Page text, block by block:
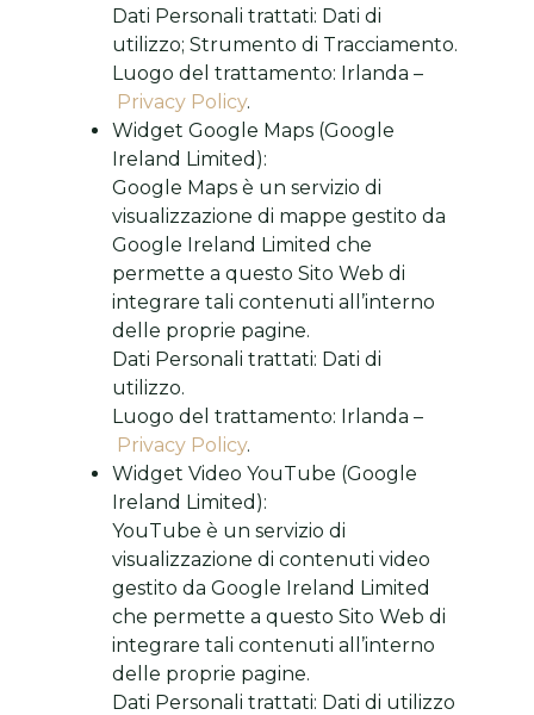
Dati Personali trattati: Dati di
utilizzo; Strumento di Tracciamento.
Luogo del trattamento: Irlanda –
Privacy Policy.
Widget Google Maps (Google
Ireland Limited):
Google Maps è un servizio di
visualizzazione di mappe gestito da
Google Ireland Limited che
permette a questo Sito Web di
integrare tali contenuti all’interno
delle proprie pagine.
Dati Personali trattati: Dati di
utilizzo.
Luogo del trattamento: Irlanda –
Privacy Policy.
Widget Video YouTube (Google
Ireland Limited):
YouTube è un servizio di
visualizzazione di contenuti video
gestito da Google Ireland Limited
che permette a questo Sito Web di
integrare tali contenuti all’interno
delle proprie pagine.
Dati Personali trattati: Dati di utilizzo